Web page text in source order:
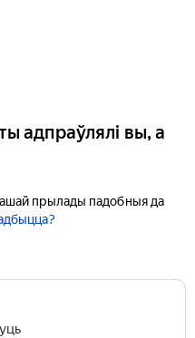
адпраўлялі вы, а
прылады падобныя да